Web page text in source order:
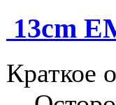
13cm
Краткое